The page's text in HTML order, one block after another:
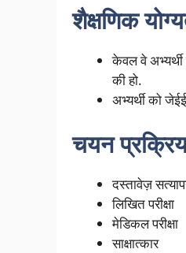
शैक्षणिक
केवल वे अभ्यर्थी
की हो.
अभ्यर्थी को
चयन
दस्तावेज़
लिखित परीक्षा
मेडिकल परीक्षा
साक्षात्कार